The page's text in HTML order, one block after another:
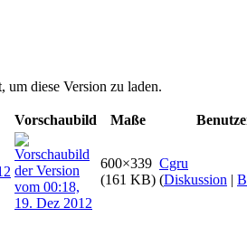
diese Version zu laden.
Vorschaubild Maße
600×339
(161 KB)
Cgru
(Diskussion |